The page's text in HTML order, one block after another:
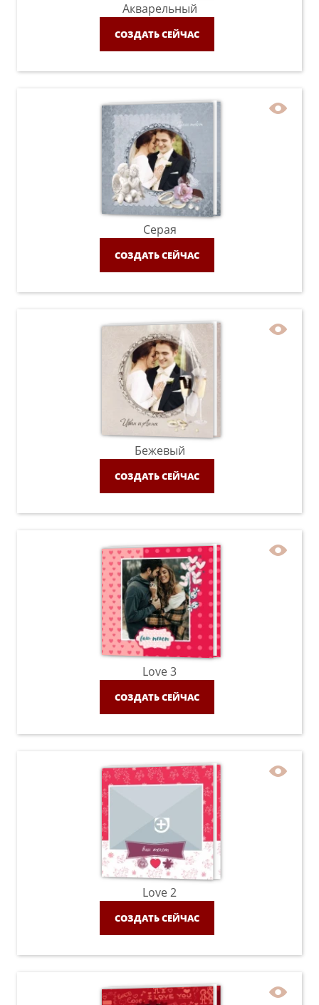
Акварельный
СОЗДАТЬ СЕЙЧАС
Серая
СОЗДАТЬ СЕЙЧАС
Бежевый
СОЗДАТЬ СЕЙЧАС
Love 3
СОЗДАТЬ СЕЙЧАС
Love 2
СОЗДАТЬ СЕЙЧАС